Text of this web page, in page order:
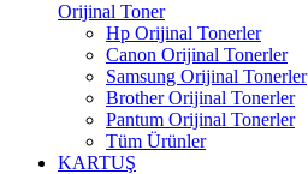
Orijinal Toner
Hp Orijinal Tonerler
Canon Orijinal Tonerler
Samsung Orijinal Tonerler
Brother Orijinal Tonerler
Pantum Orijinal Tonerler
Tüm Ürünler
KARTUŞ